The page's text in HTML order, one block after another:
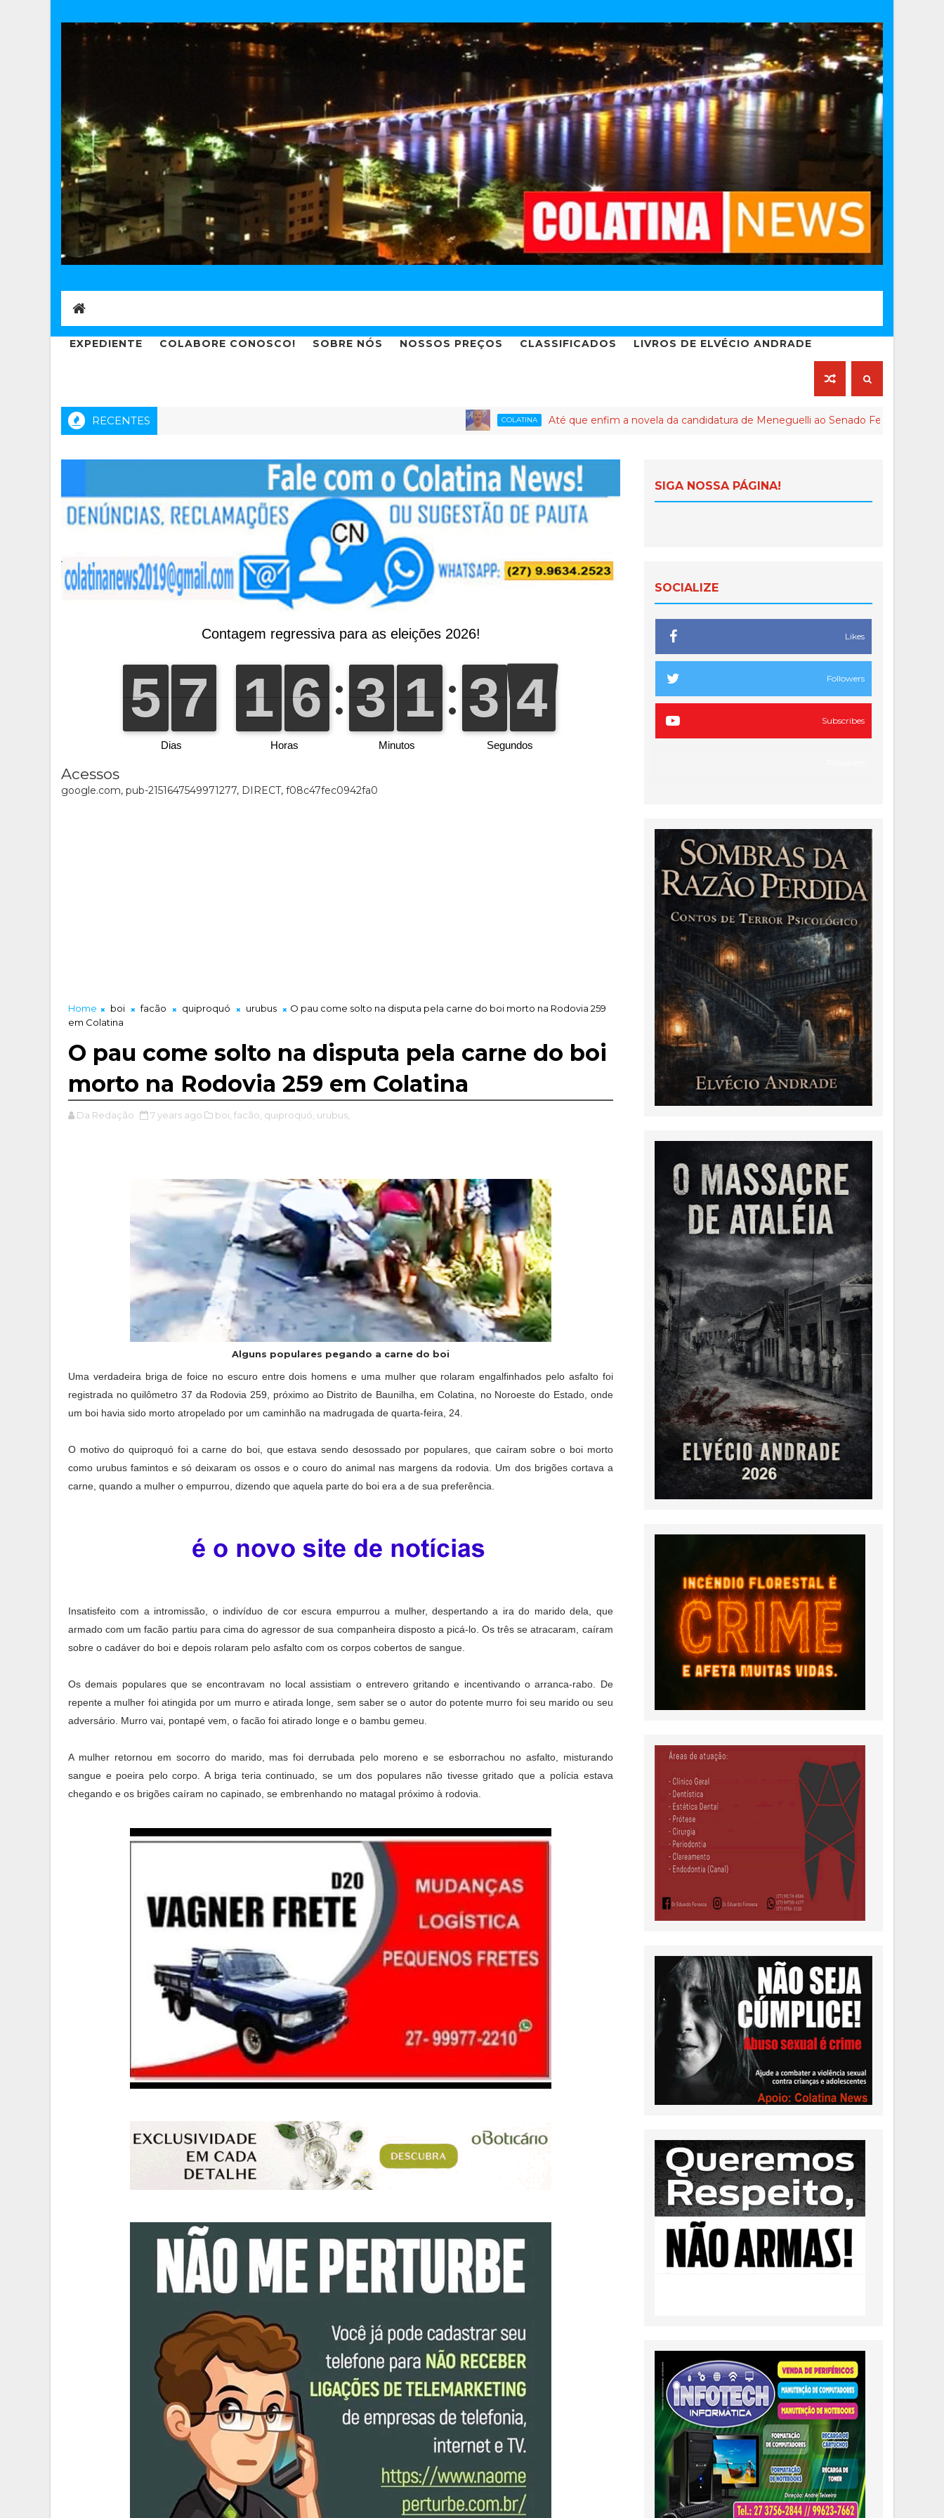
EXPEDIENTE COLABORE CONOSCO! SOBRE NÓS NOSSOS PREÇOS CLASSIFICADOS LIVROS DE ELVÉCIO ANDRADE
RECENTES COLATINA Até que enfim a novela da candidatura de Meneguelli ao Senado Federal chega ao final
Acessos
google.com, pub-2151647549971277, DIRECT, f08c47fec0942fa0
Home boi facão quiproquó urubus
O pau come solto na disputa pela carne do boi morto na Rodovia 259
em Colatina
O pau come solto na disputa pela carne do boi
morto na Rodovia 259 em Colatina
Da Redação 7 years ago boi, facão, quiproquó, urubus,
Alguns populares pegando a carne do boi
Uma verdadeira briga de foice no escuro entre dois homens e uma mulher que rolaram engalfinhados pelo asfalto foi
registrada no quilômetro 37 da Rodovia 259, próximo ao Distrito de Baunilha, em Colatina, no Noroeste do Estado, onde
um boi havia sido morto atropelado por um caminhão na madrugada de quarta-feira, 24.
O motivo do quiproquó foi a carne do boi, que estava sendo desossado por populares, que caíram sobre o boi morto
como urubus famintos e só deixaram os ossos e o couro do animal nas margens da rodovia. Um dos brigões cortava a
carne, quando a mulher o empurrou, dizendo que aquela parte do boi era a de sua preferência.
Insatisfeito com a intromissão, o indivíduo de cor escura empurrou a mulher, despertando a ira do marido dela, que
armado com um facão partiu para cima do agressor de sua companheira disposto a picá-lo. Os três se atracaram, caíram
sobre o cadáver do boi e depois rolaram pelo asfalto com os corpos cobertos de sangue.
Os demais populares que se encontravam no local assistiam o entrevero gritando e incentivando o arranca-rabo. De
repente a mulher foi atingida por um murro e atirada longe, sem saber se o autor do potente murro foi seu marido ou seu
adversário. Murro vai, pontapé vem, o facão foi atirado longe e o bambu gemeu.
A mulher retornou em socorro do marido, mas foi derrubada pelo moreno e se esborrachou no asfalto, misturando
sangue e poeira pelo corpo. A briga teria continuado, se um dos populares não tivesse gritado que a polícia estava
chegando e os brigões caíram no capinado, se embrenhando no matagal próximo à rodovia.
SIGA NOSSA PÁGINA!
SOCIALIZE
Likes
Followers
Subscribes